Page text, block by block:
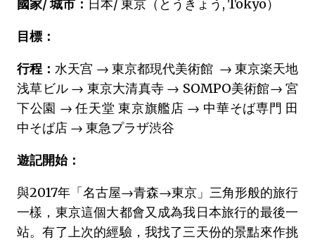
國家/ 城市： 日本/ 東京（とうきょう, Tōkyō）
目標：
行程：水天宫 → 東京都現代美術館 → 東京楽天地
浅草ビル → 東京大清真寺 → SOMPO美術館→ 宮
下公園 → 任天堂 東京旗艦店 → 中華そば専門 田
中そば店 → 東急プラザ渋谷
遊記開始：
與2017年「名古屋→青森→東京」三角形般的旅行
一樣，東京這個大都會又成為我日本旅行的最後一
站。有了上次的經驗，我找了三天份的景點來作挑